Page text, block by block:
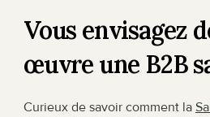
Vous envisagez
œuvre une B2B
Curieux de savoir comment la